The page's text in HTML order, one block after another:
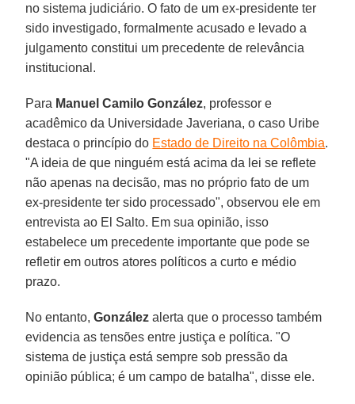
no sistema judiciário. O fato de um ex-presidente ter
sido investigado, formalmente acusado e levado a
julgamento constitui um precedente de relevância
institucional.
Para Manuel Camilo González, professor e
acadêmico da Universidade Javeriana, o caso Uribe
destaca o princípio do Estado de Direito na Colômbia.
"A ideia de que ninguém está acima da lei se reflete
não apenas na decisão, mas no próprio fato de um
ex-presidente ter sido processado", observou ele em
entrevista ao El Salto. Em sua opinião, isso
estabelece um precedente importante que pode se
refletir em outros atores políticos a curto e médio
prazo.
No entanto,González alerta que o processo também
evidencia as tensões entre justiça e política. "O
sistema de justiça está sempre sob pressão da
opinião pública; é um campo de batalha", disse ele.